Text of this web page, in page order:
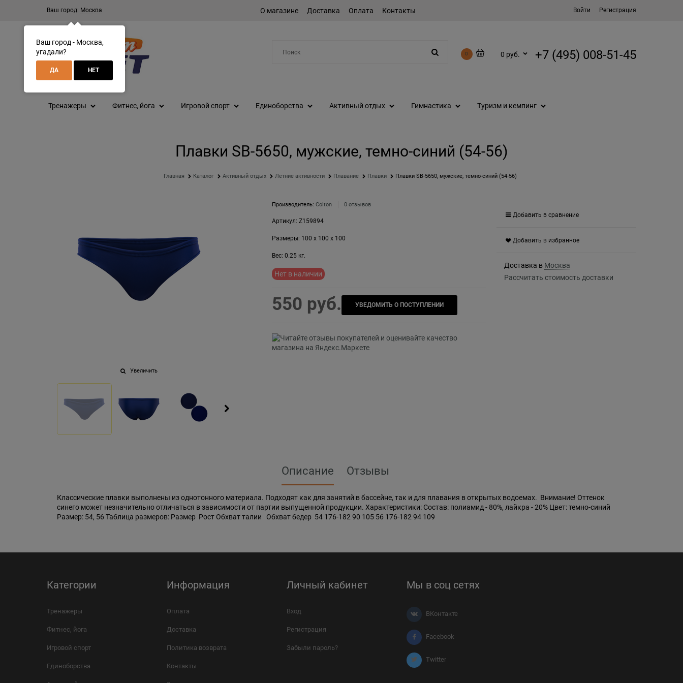
Ваш город: Москва О магазине Доставка Оплата Контакты Войти Регистрация
0 0 руб. +7 (495) 008-51-45
Тренажеры Фитнес, йога Игровой спорт Единоборства Активный отдых Гимнастика Туризм и кемпинг
Плавки SB-5650, мужские, темно-синий (54-56)
Главная Каталог Активный отдых Летние активности Плавание Плавки Плавки SB-5650, мужские, темно-синий (54-56)
Увеличить
Производитель: Colton 0 отзывов
Артикул: Z159894
Размеры: 100 x 100 x 100
Вес: 0.25кг.
Нет в наличии
550 руб. УВЕДОМИТЬ О ПОСТУПЛЕНИИ
Добавить в сравнение
Добавить в избранное
Доставка в Москва
Рассчитать стоимость доставки
Описание Отзывы
Классические плавки выполнены из однотонного материала. Подходят как для занятий в бассейне, так и для плавания в открытых водоемах. Внимание! Оттенок
синего может незначительно отличаться в зависимости от партии выпущенной продукции. Характеристики: Состав: полиамид - 80%, лайкра - 20% Цвет: темно-синий
Размер: 54, 56 Таблица размеров: Размер Рост Обхват талии Обхват бедер 54 176-182 90 105 56 176-182 94 109
Категории
Тренажеры
Фитнес, йога
Игровой спорт
Единоборства
Информация
Оплата
Доставка
Политика возврата
Контакты
Личный кабинет
Вход
Регистрация
Забыли пароль?
Мы в соц сетях
ВКонтакте
Facebook
Twitter
Ваш город - Москва,
угадали?
ДА НЕТ